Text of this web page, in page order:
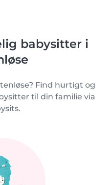
babysitter i
Find hurtigt og
til din familie via